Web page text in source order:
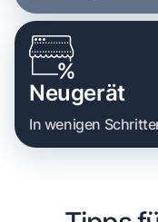
Neugerät
In wenigen